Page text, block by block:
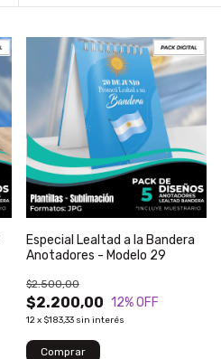
Especial Lealtad a la Bandera
Anotadores - Modelo 29
$2.200,00
$2.500,00
12% OFF
12x $183,33 sin interés